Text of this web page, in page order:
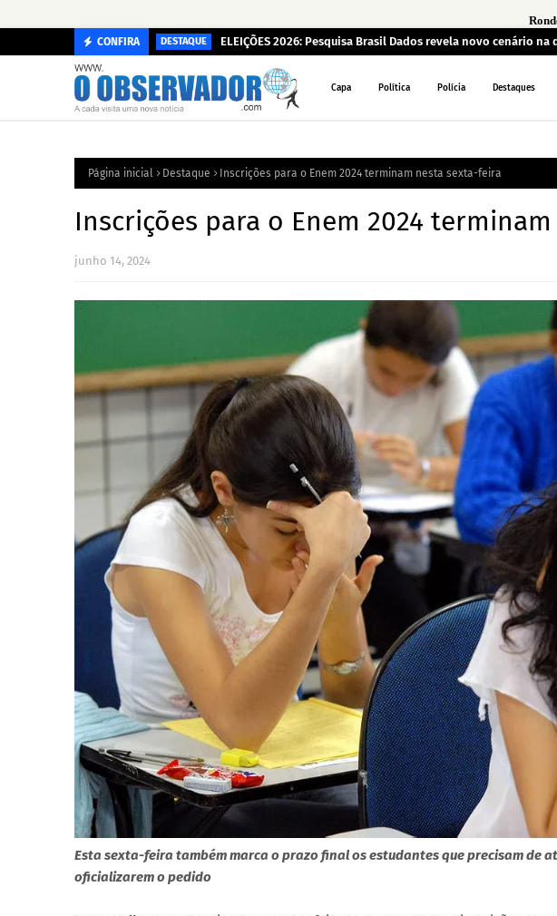
CONFIRA DESTAQUE ELEIÇÕES 2026: Pesquisa Brasil Dados revela novo cenário
Capa Política Polícia Destaques
Página inicial Destaque Inscrições para o Enem 2024 terminam nesta sexta-feira
Inscrições para o Enem 2024
junho 14, 2024
Esta sexta-feira também marca o prazo final os estudantes que precisam de
oficializarem o pedido